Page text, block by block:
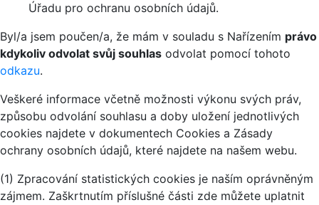
Úřadu pro ochranu osobních údajů.
Byl/a jsem poučen/a, že mám v souladu s Nařízením právo
kdykoliv odvolat svůj souhlas odvolat pomocí tohoto
odkazu.
Veškeré informace včetně možnosti výkonu svých práv,
způsobu odvolání souhlasu a doby uložení jednotlivých
cookies najdete v dokumentech Cookies a Zásady
ochrany osobních údajů, které najdete na našem webu.
(1) Zpracování statistických cookies je naším oprávněným
zájmem. Zaškrtnutím příslušné části zde můžete uplatnit